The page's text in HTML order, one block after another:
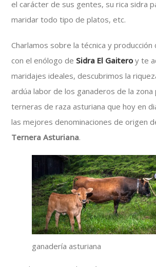
el carácter de sus gentes, su rica sidra
maridar todo tipo de platos, etc.
Charlamos sobre la técnica y producción
con el enólogo de Sidra El Gaitero y te
maridajes ideales, descubrimos la
ardúa labor de los ganaderos de la zona
terneras de raza asturiana que hoy en
las mejores denominaciones de origen
Ternera Asturiana.
ganadería asturiana